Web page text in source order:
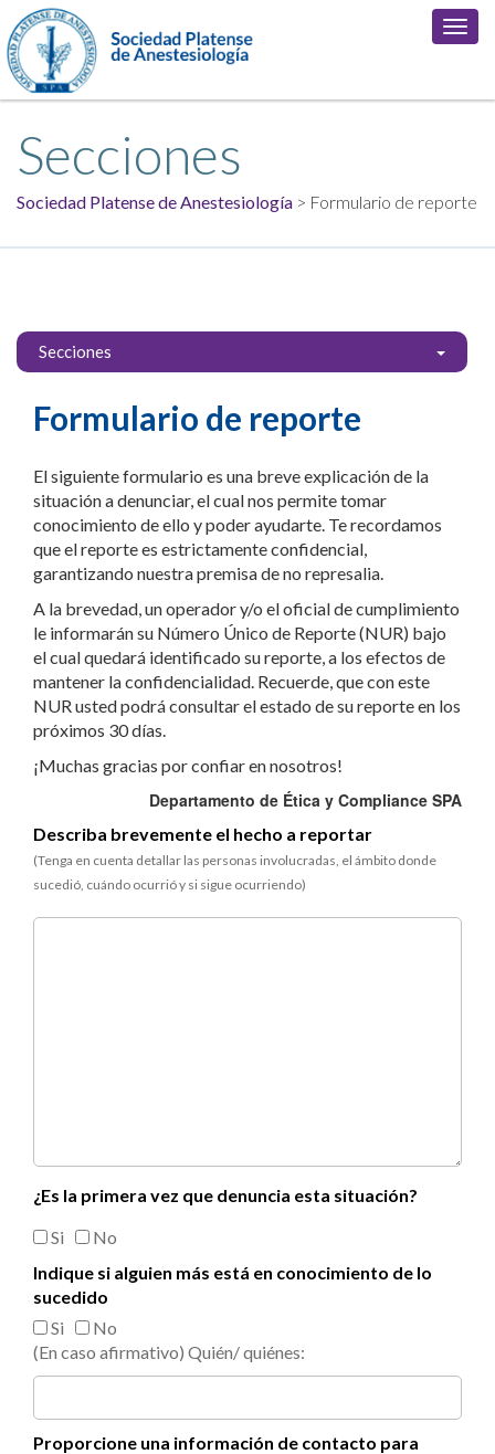
Secciones
Sociedad Platense de Anestesiología > Formulario de reporte
Secciones
Formulario de reporte
El siguiente formulario es una breve explicación de la
situación a denunciar, el cual nos permite tomar
conocimiento de ello y poder ayudarte. Te recordamos
que el reporte es estrictamente confidencial,
garantizando nuestra premisa de no represalia.
A la brevedad, un operador y/o el oficial de cumplimiento
le informarán su Número Único de Reporte (NUR) bajo
el cual quedará identificado su reporte, a los efectos de
mantener la confidencialidad. Recuerde, que con este
NUR usted podrá consultar el estado de su reporte en los
próximos 30 días.
¡Muchas gracias por confiar en nosotros!
Departamento de Ética y Compliance SPA
Describa brevemente el hecho a reportar
(Tenga en cuenta detallar las personas involucradas, el ámbito donde
sucedió, cuándo ocurrió y si sigue ocurriendo)
¿Es la primera vez que denuncia esta situación?
Si
No
Indique si alguien más está en conocimiento de lo
sucedido
Si
No
(En caso afirmativo) Quién/ quiénes:
Proporcione una información de contacto para